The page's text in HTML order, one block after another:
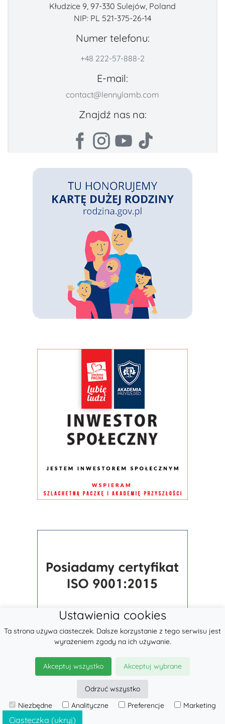
Kłudzice 9, 97-330 Sulejów, Poland
NIP: PL 521-375-26-14
Numer telefonu:
+48 222-57-888-2
E-mail:
contact@lennylamb.com
Znajdź nas na:
© 2026LennyLamb sp. z o.o.
Ciasteczka (ukryj)
Ustawienia cookies
Ta strona używa ciasteczek. Dalsze korzystanie z tego serwisu jest
wyrażeniem zgody na ich używanie.
Akceptuj wszystko Akceptuj wybrane
Odrzuć wszystko
Niezbędne
Analityczne Preferencje Marketing